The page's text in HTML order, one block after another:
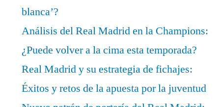
blanca’?
Análisis del Real Madrid en la Champions:
¿Puede volver a la cima esta temporada?
Real Madrid y su estrategia de fichajes:
Éxitos y retos de la apuesta por la juventud